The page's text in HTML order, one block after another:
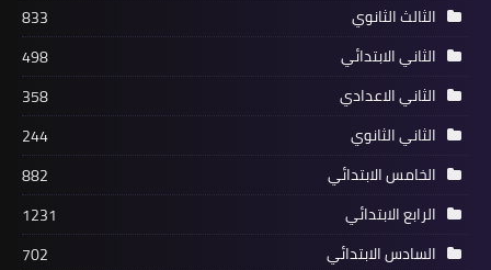
الثالث الثانوي
833
الثاني الابتدائي
498
الثاني الاعدادي
358
الثاني الثانوي
244
الخامس الابتدائي
882
الرابع الابتدائي
1231
السادس الابتدائي
702